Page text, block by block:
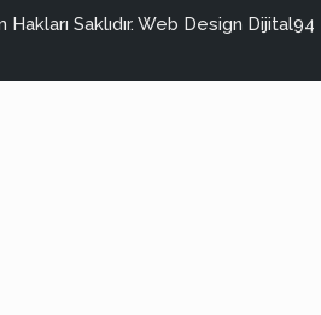
Saklıdır. Web Design Dijital94